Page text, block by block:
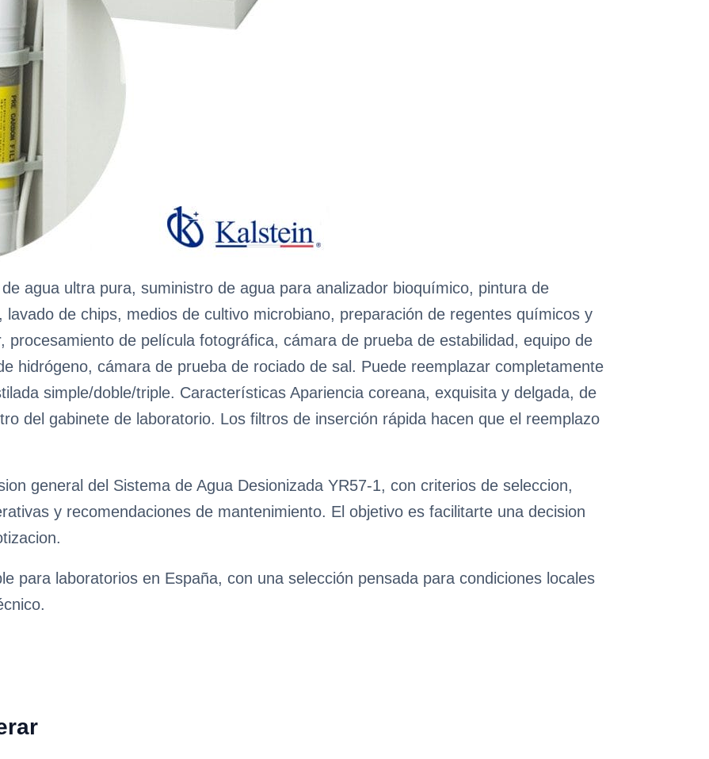
agua ultra pura, suministro de agua para analizador bioquímico, pintura de
de chips, medios de cultivo microbiano, preparación de regentes químicos y
procesamiento de película fotográfica, cámara de prueba de estabilidad, equipo de
hidrógeno, cámara de prueba de rociado de sal. Puede reemplazar completamente
simple/doble/triple. Características Apariencia coreana, exquisita y delgada, de
del gabinete de laboratorio. Los filtros de inserción rápida hacen que el reemplazo
general del Sistema de Agua Desionizada YR57-1, con criterios de seleccion,
y recomendaciones de mantenimiento. El objetivo es facilitarte una decision
para laboratorios en España, con una selección pensada para condiciones locales